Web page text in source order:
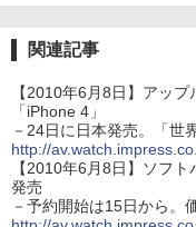
関連記事
【2010年6月8日】アッ
「iPhone 4」
－24日に日本発売。「世
http://
【2010年6月8日】ソフ
発売
－予約開始は15日から。